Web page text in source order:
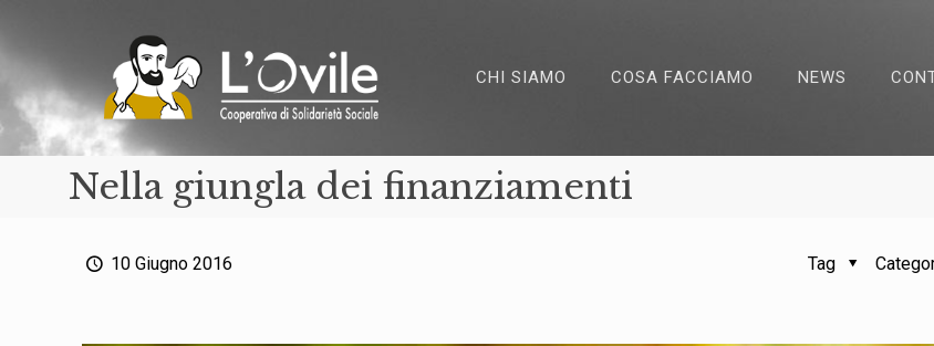
CHI SIAMO COSA FACCIAMO NEWS
Nella giungla dei finanziamenti
10 Giugno 2016 Tag